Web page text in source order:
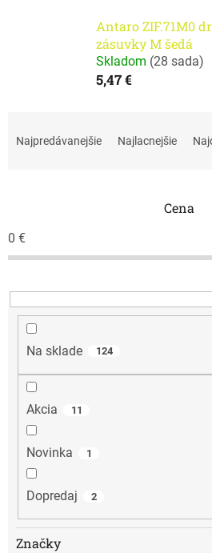
Antaro ZIF.71M0
zásuvky M šedá
Skladom (28 sada)
5,47 €
p
r
d
u
Najpredávanejšie Najlacnejšie
Cena
0 €
Na sklade 124
Akcia 11
Novinka 1
Dopredaj 2
Značky